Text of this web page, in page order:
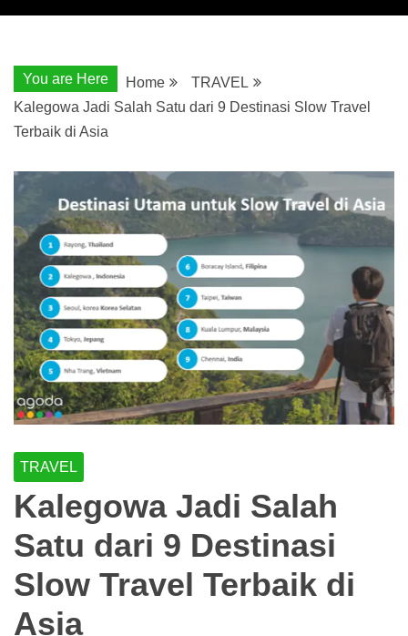
You are Here Home
TRAVEL
Kalegowa Jadi Salah Satu dari 9 Destinasi Slow Travel
Terbaik di Asia
TRAVEL
Kalegowa Jadi Salah
Satu dari 9 Destinasi
Slow Travel Terbaik di
Asia